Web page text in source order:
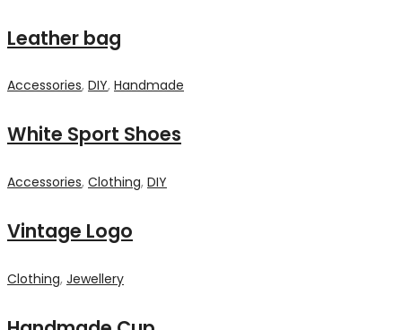
Leather bag
Accessories, DIY, Handmade
White Sport Shoes
Accessories, Clothing, DIY
Vintage Logo
Clothing, Jewellery